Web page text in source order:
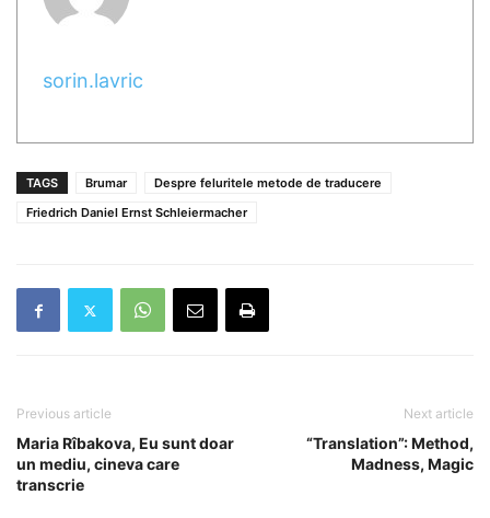
sorin.lavric
TAGS Brumar
Despre feluritele metode de traducere
Friedrich Daniel Ernst Schleiermacher
Previous article
Maria Rîbakova, Eu sunt doar
un mediu, cineva care
transcrie
Next article
“Translation”: Method,
Madness, Magic